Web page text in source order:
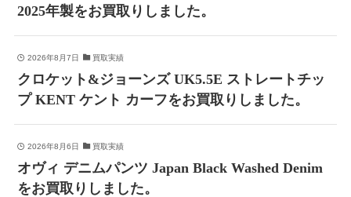
2025年製をお買取りしました。
2026年8月7日 買取実績
クロケット&ジョーンズ UK5.5E ストレートチッ
プ KENT ケント カーフをお買取りしました。
2026年8月6日 買取実績
オヴィ デニムパンツ Japan Black Washed Denim
をお買取りしました。